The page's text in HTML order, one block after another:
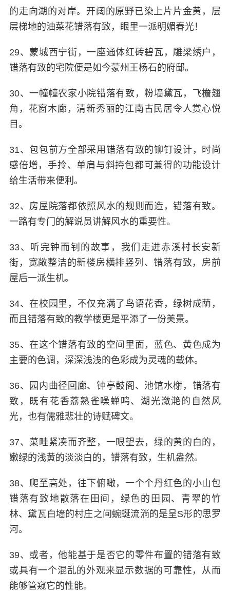
的走向湖的对岸。开阔的原野已染上片片金黄，层
层梯地的油菜花错落有致，眼里一派明媚春光！
29、蒙城西宁街，一座通体红砖碧瓦，雕梁绣户，
错落有致的宅院便是如今蒙州王杨石的府邸。
30、一幢幢农家小院错落有致，粉墙黛瓦，飞檐翘
角，花窗木廊，清新秀丽的江南古民居令人赏心悦
目。
31、包包前方全部采用错落有致的铆钉设计，时尚
感倍增，手拎、单肩与斜挎包都可兼得的功能设计
给生活带来便利。
32、房屋院落都依照风水的规则而造，错落有致。
一路有专门的解说员讲解风水的重要性。
33、听完钟而钊的故事，我们走进赤溪村长安新
街，宽敞整洁的新楼房横排竖列、错落有致，房前
屋后一派生机。
34、在校园里，不仅充满了鸟语花香，绿树成荫，
而且错落有致的教学楼更是平添了一份美景。
35、在这个错落有致的空间里面，蓝色、黄色成为
主要的色调，深深浅浅的色彩成为灵魂的载体。
36、园内曲径回廊、钟亭鼓阁、池馆水榭，错落有
致，既有花香荔熟雀噪蝉鸣、湖光潋滟的自然风
光，也有儒雅悲壮的诗赋碑文。
37、菜畦紧凑而齐整，一眼望去，绿的黄的白的，
嫩绿的浅黄的淡淡白的，错落有致，生机盎然。
38、爬至高处，往下俯瞰，一个个丹红色的小山包
错落有致地散落在田间，绿色的田园、青翠的竹
林、黛瓦白墙的村庄之间蜿蜒流淌的是呈S形的思罗
河。
39、或者，他能基于是否它的零件布置的错落有致
或具有一个混乱的外观来显示数据的可靠性，从而
能够管窥它的性能。